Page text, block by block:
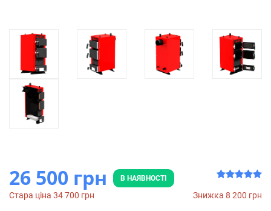
26 500 грн В НАЯВНОСТІ
Стара ціна 34 700 грн Знижка 8 200 грн